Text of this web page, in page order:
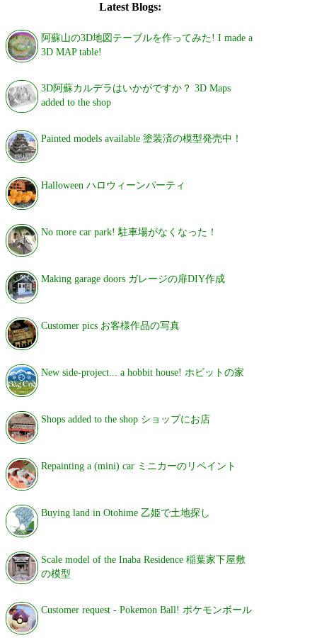
Latest Blogs:
阿蘇山の3D地図テーブルを作ってみた! I made a
3D MAP table!
3D阿蘇カルデラはいかがですか？ 3D Maps
added to the shop
Painted models available 塗装済の模型発売中！
Halloween ハロウィーンパーティ
No more car park! 駐車場がなくなった！
Making garage doors ガレージの扉DIY作成
Customer pics お客様作品の写真
New side-project... a hobbit house! ホビットの家
Shops added to the shop ショップにお店
Repainting a (mini) car ミニカーのリペイント
Buying land in Otohime 乙姫で土地探し
Scale model of the Inaba Residence 稲葉家下屋敷
の模型
Customer request - Pokemon Ball! ポケモンボール